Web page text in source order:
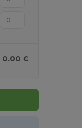
0.00 €